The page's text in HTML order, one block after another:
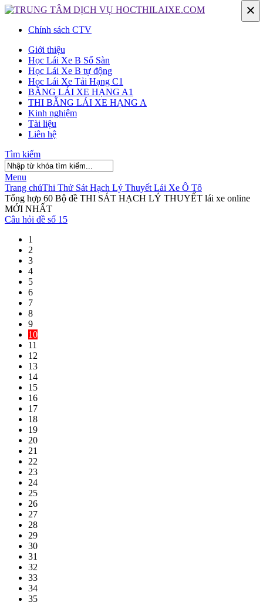
Chính sách CTV
Giới thiệu
Học Lái Xe B Số Sàn
Học Lái Xe B tự động
Học Lái Xe Tải Hạng C1
BẰNG LÁI XE HẠNG A1
THI BẰNG LÁI XE HẠNG A
Kinh nghiệm
Tài liệu
Liên hệ
Tìm kiếm
Menu
Giới thiệu
Chính sách cộng tác viên
Học Lái Xe B tự động
Học Lái Xe Tải Hạng C1
BẰNG LÁI XE HẠNG A1
THI BẰNG LÁI XE HẠNG A
Kinh nghiệm
Tài liệu
Liên hệ
Trang chủThi Thử Sát Hạch Lý Thuyết Lái Xe Ô Tô
Tổng hợp 60 Bộ đề THI SÁT HẠCH LÝ THUYẾT lái xe online
MỚI NHẤT
Câu hỏi đề số 15
1
2
3
4
5
6
7
8
9
10
11
12
13
14
15
16
17
18
19
20
21
22
23
24
25
26
27
28
29
30
31
32
33
34
35
×